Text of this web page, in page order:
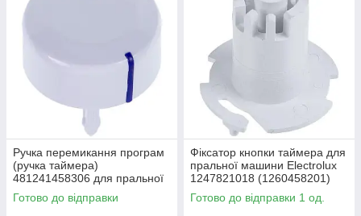
Ручка перемикання програм
(ручка таймера)
481241458306 для пральної
машини Whirlpool
Готово до відправки
Фіксатор кнопки таймера для
пральної машини Electrolux
1247821018 (1260458201)
Готово до відправки 1 од.